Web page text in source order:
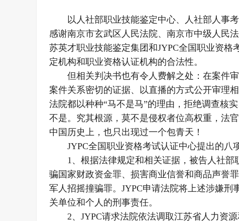
以人社部职业技能鉴定中心、人社部人事
感谢南京市玄武区人民法院、南京市中级人民
苏英才职业技能鉴定集团和JYPC全国职业资
定机构和职业资格认证机构的合法性。
但相关判决书也有令人费解之处：在案件
案件关系密切的证据、以直播的方式公开审理
法院都以种种“马不是马”的理由，拒绝调查核
不是。究其根源，莫不是侵权者位高权重，法
中国历史上，也只出现过一个包青天！
JYPC全国职业资格考试认证中心提出的八
1、根据法律规定和相关证据，被告人社
骗国家财政资金罪、损害商业信誉和商品声誉
军人招摇撞骗罪。JYPC申请法院将上述涉嫌
关单位和个人的刑事责任。
2、JYPC请求法院依法调取江苏省人力资